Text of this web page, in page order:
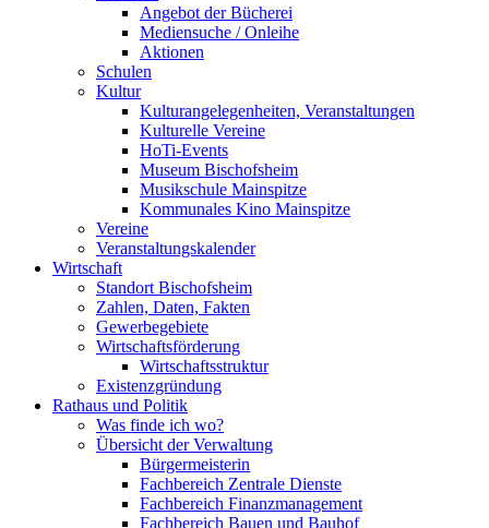
Angebot der Bücherei
Mediensuche / Onleihe
Aktionen
Schulen
Kultur
Kulturangelegenheiten, Veranstaltungen
Kulturelle Vereine
HoTi-Events
Museum Bischofsheim
Musikschule Mainspitze
Kommunales Kino Mainspitze
Vereine
Veranstaltungskalender
Wirtschaft
Standort Bischofsheim
Zahlen, Daten, Fakten
Gewerbegebiete
Wirtschaftsförderung
Wirtschaftsstruktur
Existenzgründung
Rathaus und Politik
Was finde ich wo?
Übersicht der Verwaltung
Bürgermeisterin
Fachbereich Zentrale Dienste
Fachbereich Finanzmanagement
Fachbereich Bauen und Bauhof